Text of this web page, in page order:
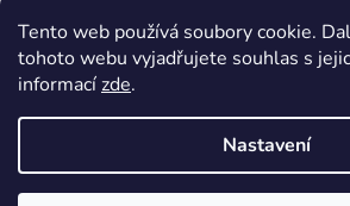
Tento web používá soubory cookie.
tohoto webu vyjadřujete souhlas s
informacízde.
Nastavení